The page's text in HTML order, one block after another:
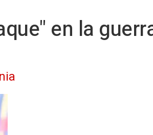
en la